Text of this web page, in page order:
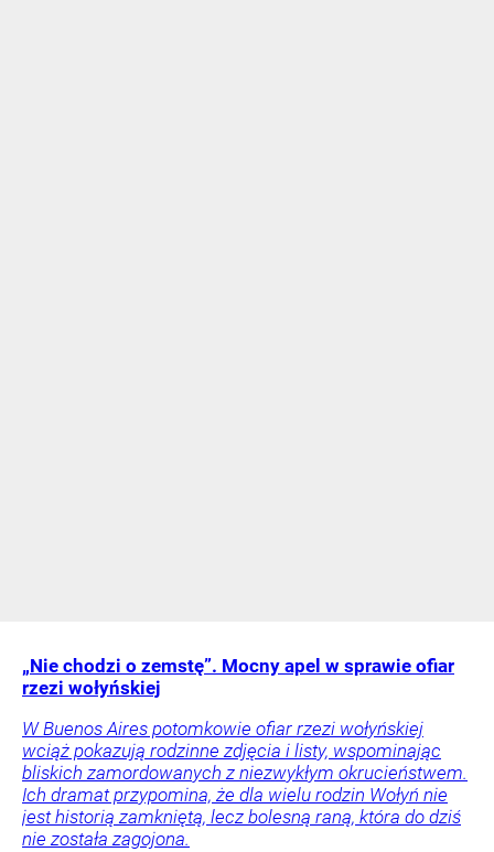
„Nie chodzi o zemstę”. Mocny apel w sprawie ofiar
rzezi wołyńskiej
W Buenos Aires potomkowie ofiar rzezi wołyńskiej
wciąż pokazują rodzinne zdjęcia i listy, wspominając
bliskich zamordowanych z niezwykłym okrucieństwem.
Ich dramat przypomina, że dla wielu rodzin Wołyń nie
jest historią zamkniętą, lecz bolesną raną, która do dziś
nie została zagojona.